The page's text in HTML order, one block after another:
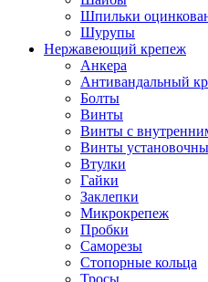
Шпильки
Шурупы
Нержавеющий крепеж
Анкера
Антивандальный
Болты
Винты
Винты с
Винты
Втулки
Гайки
Заклепки
Микрокрепеж
Пробки
Саморезы
Стопорные кольца
Тросы